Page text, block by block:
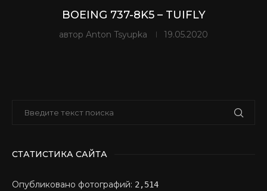
BOEING 737-8K5 – TUIFLY
автор Anton Tsyupka 19.05.2020
СТАТИСТИКА САЙТА
Опубликовано фотографий: 2,514